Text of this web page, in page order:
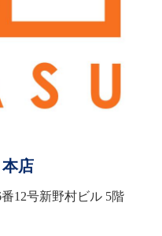
店
12号新野村ビル 5階